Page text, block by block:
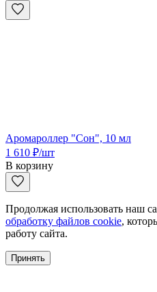
Аромароллер "Сон", 10 мл
1 610 ₽/шт
В корзину
Продолжая использовать наш
обработку файлов cookie,
работу сайта.
Принять